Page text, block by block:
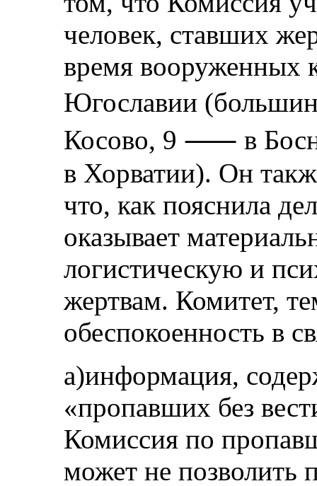
человек, ставших
время вооруженных
Югославии
Косово, 9 ⸺ в
в Хорватии). Он
что, как пояснила
оказывает
логистическую и
жертвам. Комитет,
обеспокоенность в
a)информация,
«пропавших без
Комиссия по
может не позволить